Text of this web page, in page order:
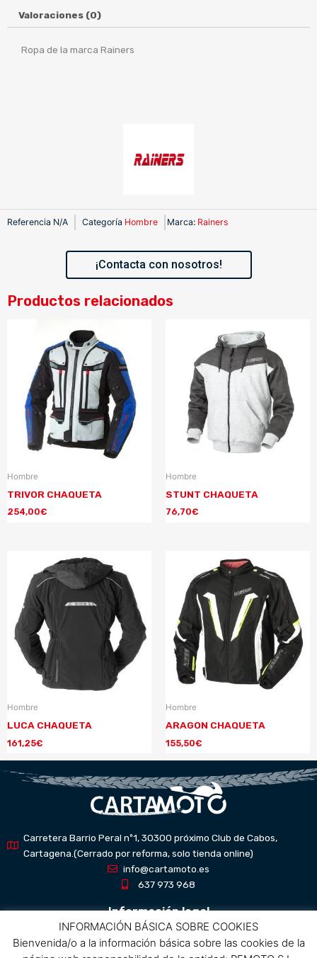
Valoraciones (0)
Ropa de la marca Rainers
Referencia N/A Categoría Hombre Marca: Rainers
¡Contacta con nosotros!
Productos relacionados
Hombre
TRIVOR CHAQUETA
254,00€
Hombre
STUNT CHAQUETA
76,70€
Hombre
LUCA CHAQUETA
161,25€
Hombre
ARAGON CHAQUETA
155,50€
Carretera Barrio Peral nº1, 30300 próximo Club de Cabos,
Cartagena.(Cerrado por reforma, solo tienda online)
info@cartamoto.es
637 973 968
Información legal
Aviso Legal
INFORMACIÓN BÁSICA SOBRE COOKIES
Bienvenida/o a la información básica sobre las cookies de la